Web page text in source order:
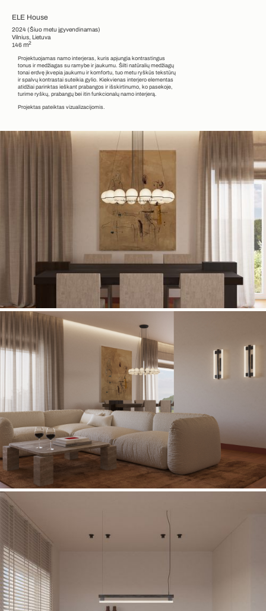
ELE House
2024 (Šiuo metu įgyvendinamas)
Vilnius, Lietuva
146m2
Projektuojamas namo interjeras, kuris apjungia kontrastingus
tonus ir medžiagas su ramybe ir jaukumu. Šilti natūralių medžiagų
tonai erdvę įkvepia jaukumu ir komfortu, tuo metu ryškūs tekstūrų
ir spalvų kontrastai suteikia gylio. Kiekvienas interjero elementas
atidžiai parinktas ieškant prabangos ir išskirtinumo, ko pasekoje,
turime ryškų, prabangų bei itin funkcionalų namo interjerą.
Projektas pateiktas vizualizacijomis.